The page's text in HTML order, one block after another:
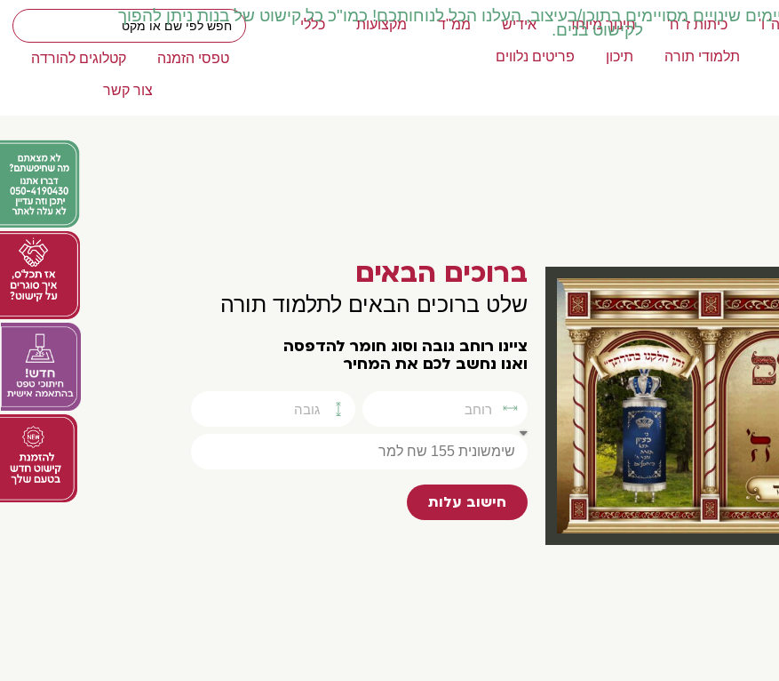
שינויים מסויימים בתוכן/בעיצוב, העלנו הכל לנוחותכם! כמו"כ כל קישוט של בנות ניתן להפוך
לקישוט בנים. ו' כיתות ז' ח' חינוך מיוחד אידיש ממ"ד מקצועות כללי
תלמודי תורה תיכון פריטים נלווים טפסי הזמנה קטלוגים להורדה
צור קשר
ברוכים הבאים
שלט ברוכים הבאים לתלמוד תורה
צײנו רוחב גובה וסוג חומר להדפסה
ואנו נחשב לכם את המחיר
חישוב עלות